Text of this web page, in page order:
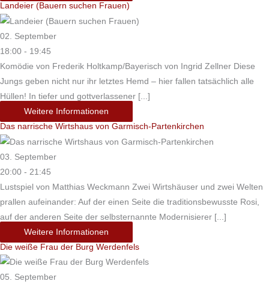
Landeier (Bauern suchen Frauen)
02. September
18:00 - 19:45
Komödie von Frederik Holtkamp/Bayerisch von Ingrid Zellner Diese
Jungs geben nicht nur ihr letztes Hemd – hier fallen tatsächlich alle
Hüllen! In tiefer und gottverlassener [...]
Weitere Informationen
Das narrische Wirtshaus von Garmisch-Partenkirchen
03. September
20:00 - 21:45
Lustspiel von Matthias Weckmann Zwei Wirtshäuser und zwei Welten
prallen aufeinander: Auf der einen Seite die traditionsbewusste Rosi,
auf der anderen Seite der selbsternannte Modernisierer [...]
Weitere Informationen
Die weiße Frau der Burg Werdenfels
05. September